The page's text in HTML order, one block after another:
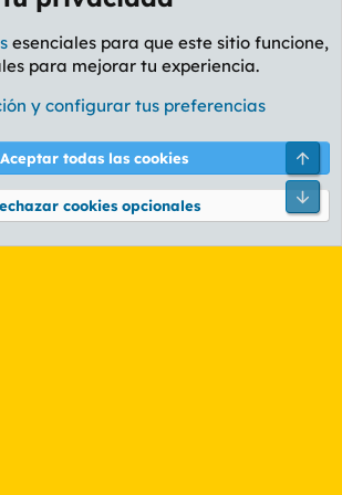
AMARILLO
y reglas Política de privacidad Ayuda
XenForo® © 2010-2026 XenForo Ltd.
esenciales para que este sitio funcione,
para mejorar tu experiencia.
y configurar tus preferencias
Aceptar todas las cookies
cookies opcionales
Pie